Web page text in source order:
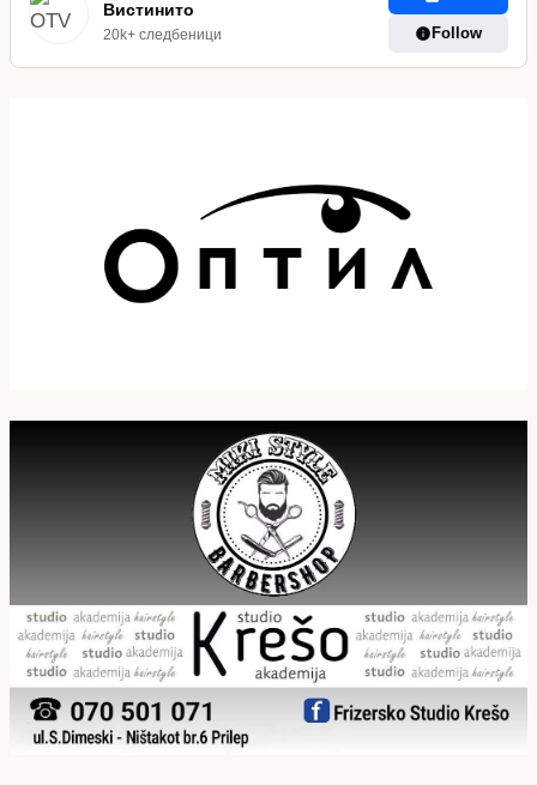
Вистинито
20k+ следбеници Follow